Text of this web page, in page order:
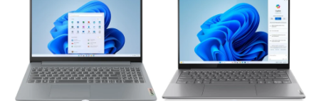
COMPARAR COMPARAR